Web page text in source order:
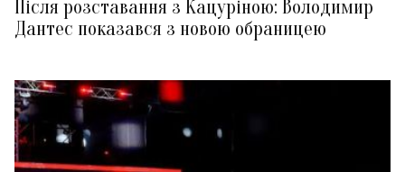
Після розставання з Кацуріною: Володимир
Дантес показався з новою обраницею